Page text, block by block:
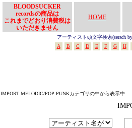
BLOODSUCKER
recordsの商品は
これまでどおり消費税は
いただきません
HOME
アーティスト頭文字検索(serach
A
B C D E F G H
IMPORT:MELODIC/POP PUNKカテゴリの中から表示中